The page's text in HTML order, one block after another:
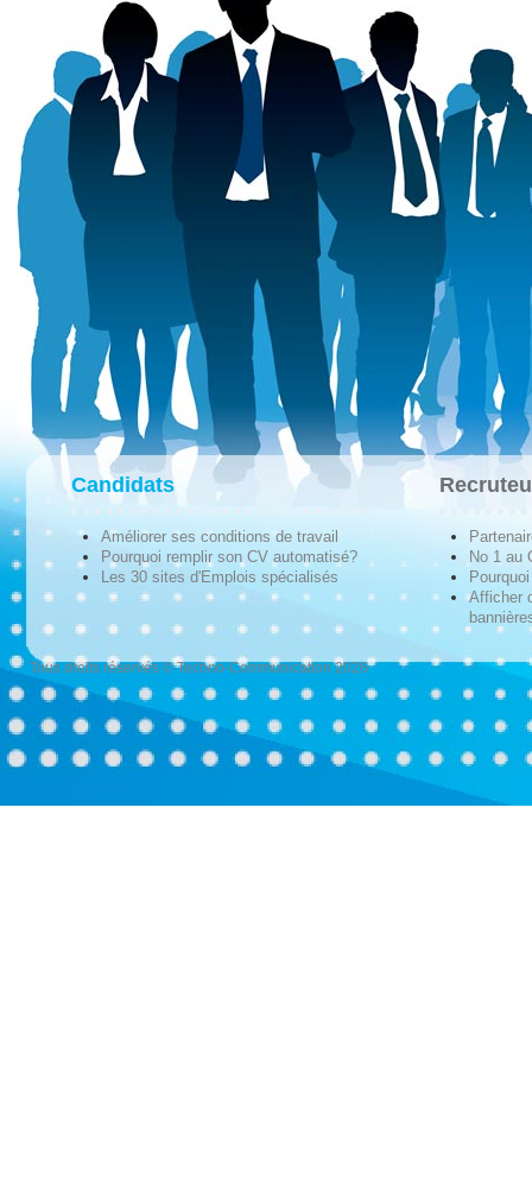
Candidats
Améliorer ses conditions de travail
Pourquoi remplir son CV automatisé?
Les 30 sites d'Emplois spécialisés
No 1 au
Afficher
Tous droits réservés © Techno-Communication 2026